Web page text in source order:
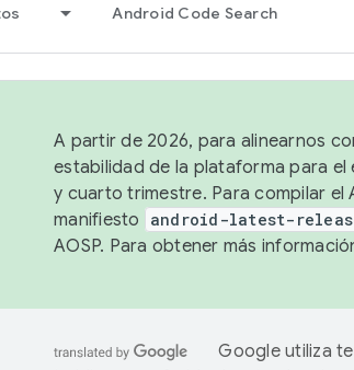
Android Code Search
A partir de 2026, para alinearnos
estabilidad de la plataforma para el
y cuarto trimestre. Para compilar el
manifiesto
android-latest-
AOSP. Para obtener más
Google utiliza